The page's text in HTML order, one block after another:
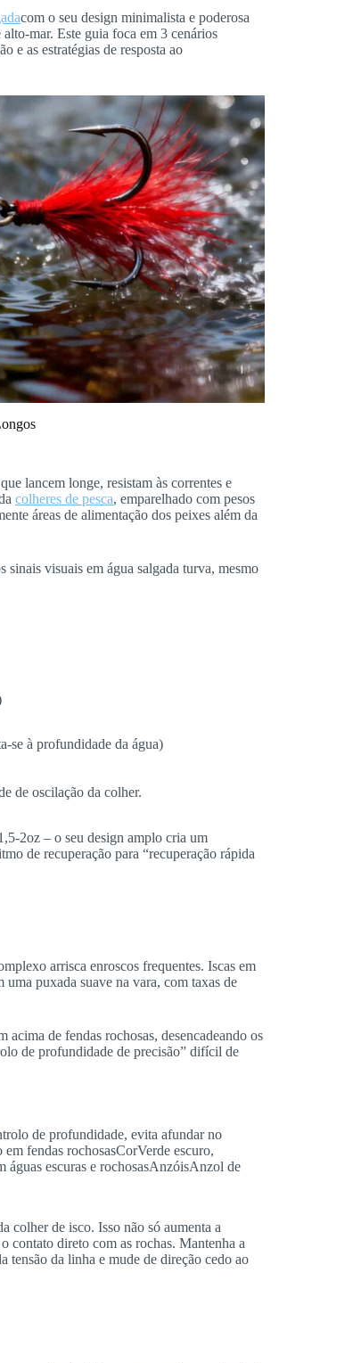
com o seu design minimalista e poderosa
alto-mar. Este guia foca em 3 cenários
e as estratégias de resposta ao
lancem longe, resistam às correntes e
colheres de pesca, emparelhado com pesos
áreas de alimentação dos peixes além da
sinais visuais em água salgada turva, mesmo
se à profundidade da água)
de oscilação da colher.
2oz – o seu design amplo cria um
de recuperação para “recuperação rápida
arrisca enroscos frequentes. Iscas em
puxada suave na vara, com taxas de
de fendas rochosas, desencadeando os
de profundidade de precisão” difícil de
de profundidade, evita afundar no
fendas rochosasCorVerde escuro,
águas escuras e rochosasAnzóisAnzol de
colher de isco. Isso não só aumenta a
contato direto com as rochas. Mantenha a
tensão da linha e mude de direção cedo ao